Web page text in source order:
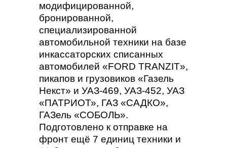
модифицированной,
бронированной,
специализированной
автомобильной техники на базе
инкассаторских списанных
автомобилей «FORD TRANZIT»,
пикапов и грузовиков «Газель
Некст» и УАЗ-469, УАЗ-452, УАЗ
«ПАТРИОТ», ГАЗ «САДКО»,
ГАЗель «СОБОЛЬ».
Подготовлено к отправке на
фронт ещё 7 единиц техники и